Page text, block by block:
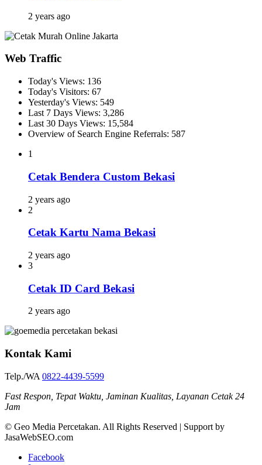
2 years ago
Web Traffic
Today's Views: 136
Today's Visitors: 67
Yesterday's Views: 549
Last 7 Days Views: 3,286
Last 30 Days Views: 15,584
Overview of Search Engine Referrals: 587
1
Cetak Bendera Custom Bekasi
2 years ago
2
Cetak Kartu Nama Bekasi
2 years ago
3
Cetak ID Card Bekasi
2 years ago
Kontak Kami
Telp./WA 0822-4439-5599
Fast Respon, Tepat Waktu, Jaminan Kualitas, Layanan Cetak 24
Jam
© Geo Media Percetakan. All Rights Reserved | Support by
JasaWebSEO.com
Facebook